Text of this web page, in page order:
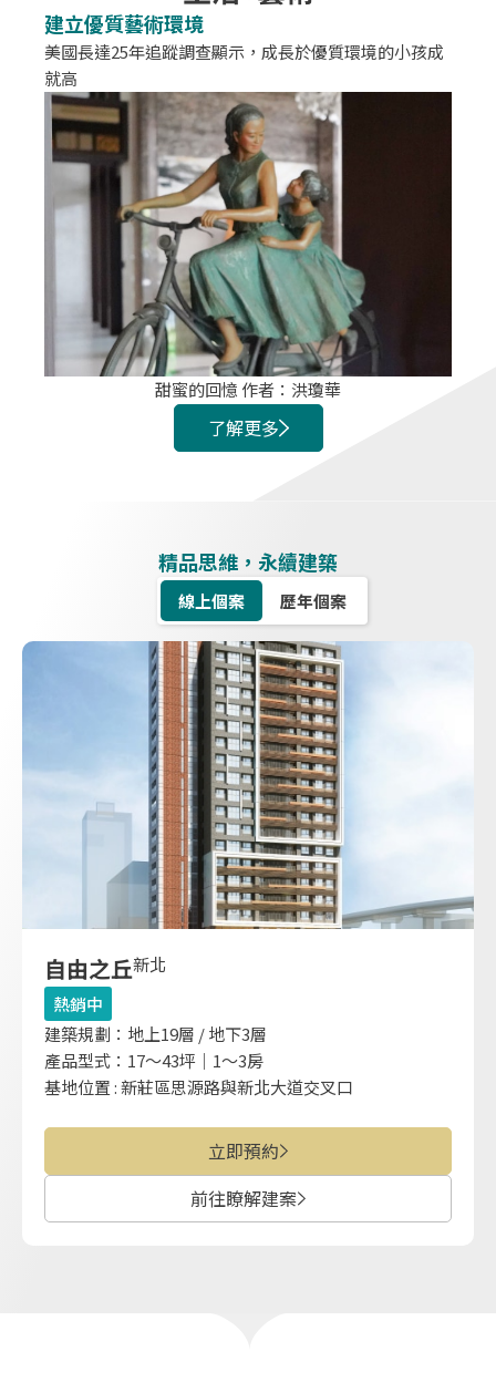
建立優質藝術環境
美國長達25年追蹤調查顯示，成長於優質環境的小孩成
就高
甜蜜的回憶 作者：洪瓊華
了解更多
精品思維，永續建築
線上個案 歷年個案
自由之丘新北
熱銷中
建築規劃：地上19層 / 地下3層
產品型式：17～43坪｜1～3房
基地位置 : 新莊區思源路與新北大道交叉口
立即預約
前往瞭解建案